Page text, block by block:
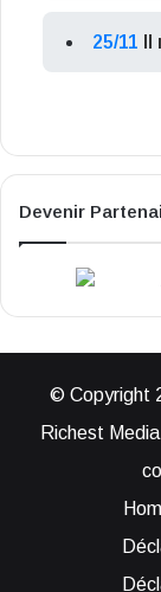
25/11
Devenir
© Copyright
Richest